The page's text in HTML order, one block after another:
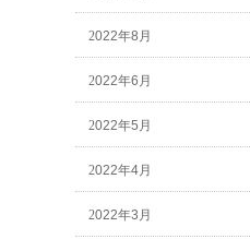
2022年8月
2022年6月
2022年5月
2022年4月
2022年3月